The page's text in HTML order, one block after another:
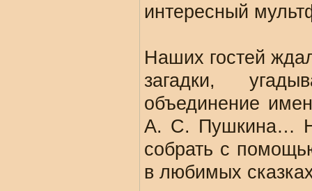
интересный
Наших гостей
загадки,
объединение
А. С. Пушкина…
собрать с
в любимых